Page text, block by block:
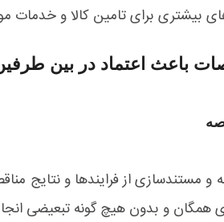
بیشتری برای تامین کالا و خدمات
باعث اعتماد در بین
مستندسازی از فرایندها و نتایج
همگان و بدون هیچ گونه تبعیضی